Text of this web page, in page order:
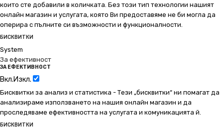
които сте добавили в количката. Без този тип технологии нашият
онлайн магазин и услугата, която Ви предоставяме не би могла да
оперира с пълните си възможности и функционалности.
БИСКВИТКИ
System
За ефективност
ЗА ЕФЕКТИВНОСТ
Вкл.Изкл.
Бисквитки за анализ и статистика - Тези „бисквитки“ ни помагат да
анализираме използването на нашия онлайн магазин и да
проследяваме ефективността на услугата и комуникацията й.
БИСКВИТКИ